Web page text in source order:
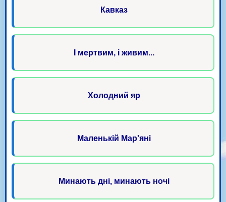
Кавказ
І мертвим, і живим...
Холодний яр
Маленькій Мар'яні
Минають дні, минають ночі